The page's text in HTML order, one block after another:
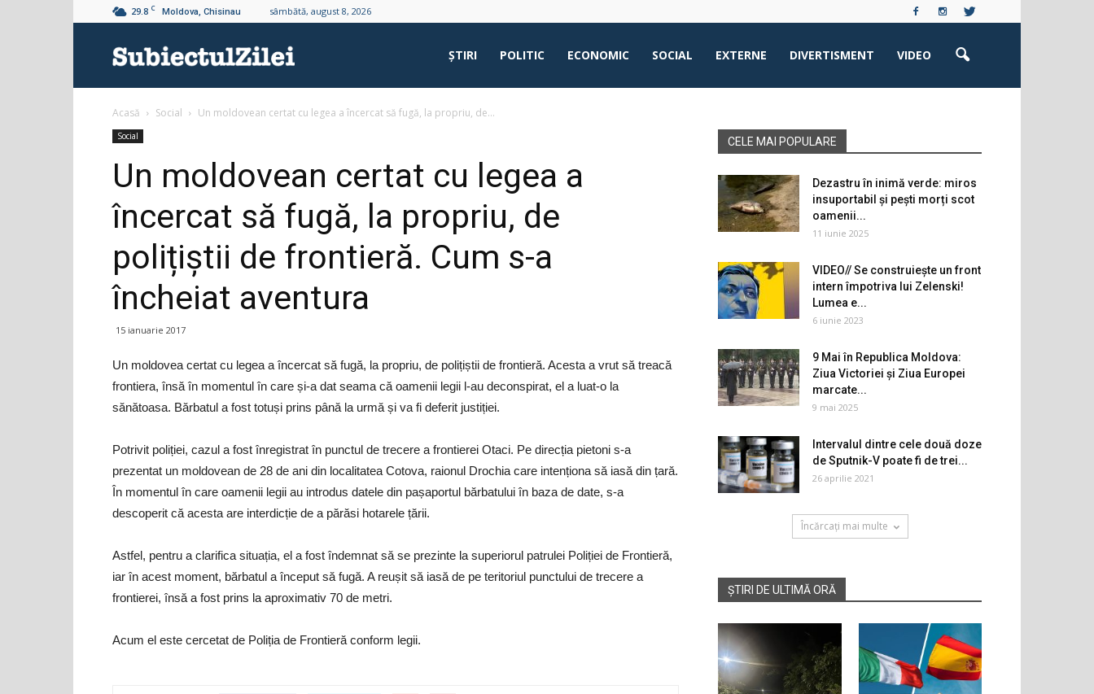
29.8 C Moldova, Chisinau sâmbătă, august 8, 2026
Zilei
ŞTIRI POLITIC ECONOMIC SOCIAL EXTERNE DIVERTISMENT VIDEO
Acasă Social Un moldovean certat cu legea a încercat să fugă, la propriu, de...
Social
Un moldovean certat cu legea a
încercat să fugă, la propriu, de
polițiștii de frontieră. Cum s-a
încheiat aventura
15 ianuarie 2017
Un moldovea certat cu legea a încercat să fugă, la propriu, de polițiștii de frontieră. Acesta a vrut să treacă
frontiera, însă în momentul în care și-a dat seama că oamenii legii l-au deconspirat, el a luat-o la
sănătoasa. Bărbatul a fost totuși prins până la urmă și va fi deferit justiției.
Potrivit poliției, cazul a fost înregistrat în punctul de trecere a frontierei Otaci. Pe direcția pietoni s-a
prezentat un moldovean de 28 de ani din localitatea Cotova, raionul Drochia care intenționa să iasă din țară.
În momentul în care oamenii legii au introdus datele din pașaportul bărbatului în baza de date, s-a
descoperit că acesta are interdicție de a părăsi hotarele țării.
Astfel, pentru a clarifica situația, el a fost îndemnat să se prezinte la superiorul patrulei Poliției de Frontieră,
iar în acest moment, bărbatul a început să fugă. A reușit să iasă de pe teritoriul punctului de trecere a
frontierei, însă a fost prins la aproximativ 70 de metri.
Acum el este cercetat de Poliția de Frontieră conform legii.
CELE MAI POPULARE
Dezastru în inimă verde: miros
insuportabil și pești morți scot
oamenii...
11 iunie 2025
VIDEO// Se construiește un front
intern împotriva lui Zelenski!
Lumea e...
6 iunie 2023
9 Mai în Republica Moldova:
Ziua Victoriei și Ziua Europei
marcate...
9 mai 2025
Intervalul dintre cele două doze
de Sputnik-V poate fi de trei...
26 aprilie 2021
Încărcați mai multe
ȘTIRI DE ULTIMĂ ORĂ